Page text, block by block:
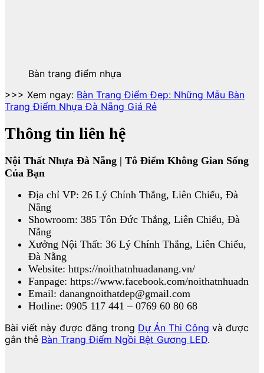
Bàn trang điểm nhựa
>>> Xem ngay: Bàn Trang Điểm Đẹp: Những Mẫu Bàn
Trang Điểm Nhựa Đà Nẵng Giá Rẻ
Thông tin liên hệ
Nội Thất Nhựa Đà Nẵng | Tô Điểm Không Gian Sống
Của Bạn
Địa chỉ VP: 26 Lý Chính Thắng, Liên Chiểu, Đà
Nẵng
Showroom: 385 Tôn Đức Thắng, Liên Chiểu, Đà
Nẵng
Xưởng Nội Thất: 36 Lý Chính Thắng, Liên Chiểu,
Đà Nẵng
Website: https://noithatnhuadanang.vn/
Fanpage: https://www.facebook.com/noithatnhuadn
Email: danangnoithatdep@gmail.com
Hotline: 0905 117 441 – 0769 60 80 68
Bài viết này được đăng trong Dự Án Thi Công và được
gắn thẻ Bàn Trang Điểm Ngồi Bệt Gương LED.